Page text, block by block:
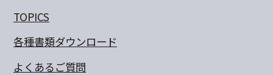
TOPICS
各種書類ダウンロード
よくあるご質問